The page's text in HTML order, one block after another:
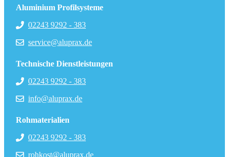
Aluminium Profilsysteme
02243 9292 - 383
service@aluprax.de
Technische Dienstleistungen
02243 9292 - 383
info@aluprax.de
Rohmaterialien
02243 9292 - 383
rohkost@aluprax.de